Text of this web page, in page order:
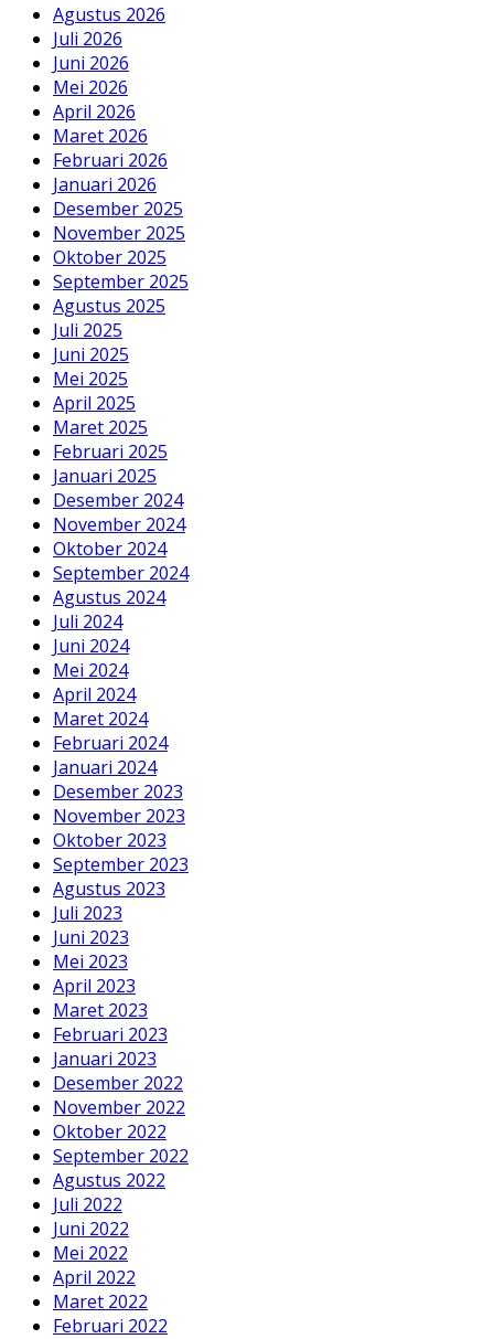
Agustus 2026
Juli 2026
Juni 2026
Mei 2026
April 2026
Maret 2026
Februari 2026
Januari 2026
Desember 2025
November 2025
Oktober 2025
September 2025
Agustus 2025
Juli 2025
Juni 2025
Mei 2025
April 2025
Maret 2025
Februari 2025
Januari 2025
Desember 2024
November 2024
Oktober 2024
September 2024
Agustus 2024
Juli 2024
Juni 2024
Mei 2024
April 2024
Maret 2024
Februari 2024
Januari 2024
Desember 2023
November 2023
Oktober 2023
September 2023
Agustus 2023
Juli 2023
Juni 2023
Mei 2023
April 2023
Maret 2023
Februari 2023
Januari 2023
Desember 2022
November 2022
Oktober 2022
September 2022
Agustus 2022
Juli 2022
Juni 2022
Mei 2022
April 2022
Maret 2022
Februari 2022